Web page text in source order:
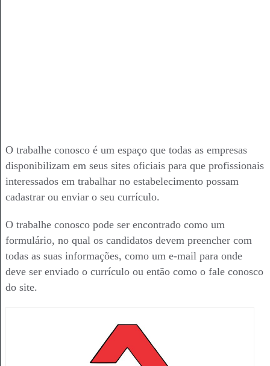
O trabalhe conosco é um espaço que todas as empresas
disponibilizam em seus sites oficiais para que profissionais
interessados em trabalhar no estabelecimento possam
cadastrar ou enviar o seu currículo.
O trabalhe conosco pode ser encontrado como um
formulário, no qual os candidatos devem preencher com
todas as suas informações, como um e-mail para onde
deve ser enviado o currículo ou então como o fale conosco
do site.